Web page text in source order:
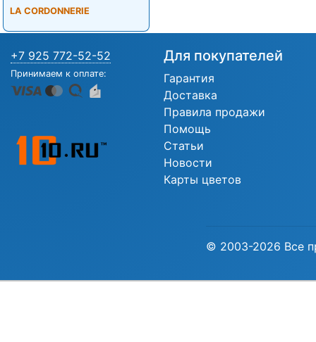
LA CORDONNERIE
+7 925 772-52-52
Принимаем к оплате:
Для покупателей
Гарантия
Доставка
Правила продажи
Помощь
Статьи
Новости
Карты цветов
© 2003-2026 Все